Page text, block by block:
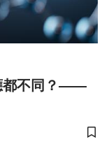
都不同？——
儲